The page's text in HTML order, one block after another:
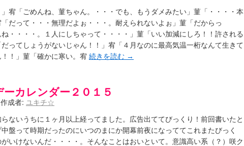
宥「ごめんね、菫ちゃん。・・・でも、もうダメみたい」菫「・・・・本
だって・・・無理だよぉ・・・。耐えられないよぉ」菫「だからっ
・・・・。１人にしちゃって・・・・」菫「いい加減にしろ！！許される
ってしょうがないじゃん！！」宥「４月なのに最高気温一桁なんて生きて
！」菫「確かに寒い。宥 続きを読む →
カレンダー２０１５
作成者: ユキチ☆
ないうちに１ヶ月以上経ってました。広告出ててびっくり！前回書いたと
盤って時期だったのにいつのまにか開幕前夜になっててこれまたびっく
いけないんだ・・・・。そんなことはおいといて。意識高い系（？）咲ク